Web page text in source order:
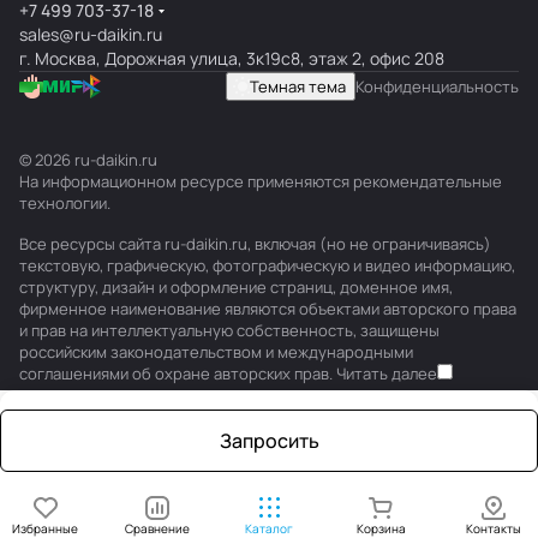
Запросить
Избранные Сравнение Каталог Корзина Контакты
+7 499 703-37-18
sales@ru-daikin.ru
г. Москва, Дорожная улица, 3к19с8, этаж 2, офис 208
Темная тема Конфиденциальность
© 2026 ru-daikin.ru
На информационном ресурсе применяются рекомендательные
технологии.
Все ресурсы сайта ru-daikin.ru, включая (но не ограничиваясь)
текстовую, графическую, фотографическую и видео информацию,
структуру, дизайн и оформление страниц, доменное имя,
фирменное наименование являются объектами авторского права
и прав на интеллектуальную собственность, защищены
российским законодательством и международными
соглашениями об охране авторских прав. Читать далее